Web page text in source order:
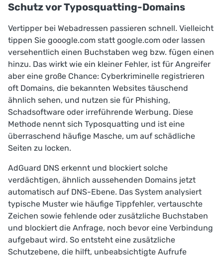
Schutz vor Typosquatting-Domains
Vertipper bei Webadressen passieren schnell. Vielleicht
tippen Sie gooogle.com statt google.com oder lassen
versehentlich einen Buchstaben weg bzw. fügen einen
hinzu. Das wirkt wie ein kleiner Fehler, ist für Angreifer
aber eine große Chance: Cyberkriminelle registrieren
oft Domains, die bekannten Websites täuschend
ähnlich sehen, und nutzen sie für Phishing,
Schadsoftware oder irreführende Werbung. Diese
Methode nennt sich Typosquatting und ist eine
überraschend häufige Masche, um auf schädliche
Seiten zu locken.
AdGuard DNS erkennt und blockiert solche
verdächtigen, ähnlich aussehenden Domains jetzt
automatisch auf DNS-Ebene. Das System analysiert
typische Muster wie häufige Tippfehler, vertauschte
Zeichen sowie fehlende oder zusätzliche Buchstaben
und blockiert die Anfrage, noch bevor eine Verbindung
aufgebaut wird. So entsteht eine zusätzliche
Schutzebene, die hilft, unbeabsichtigte Aufrufe